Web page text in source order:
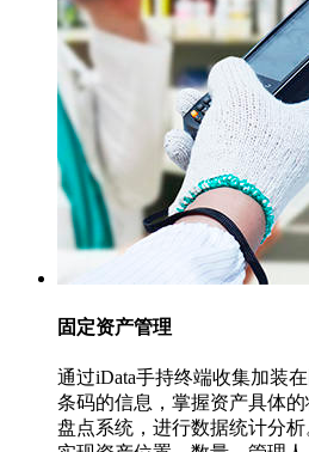
固定资产管理
通过iData手持终端收集加装
条码的信息，掌握资产具体
盘点系统，进行数据统计分